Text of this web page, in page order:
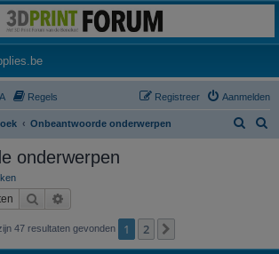
na de sluiting van 3dprintforum.nl
(Opens a new tab)
Regels Aanmelden
Registreer
Onbeantwoorde onderwerpen
onderwerpen
Zoek
47 resultaten gevonden 1 2